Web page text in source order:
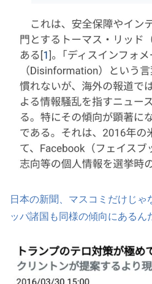
日本の新聞、マスコミだけじゃ
ッパ諸国も同様の傾向にあるん